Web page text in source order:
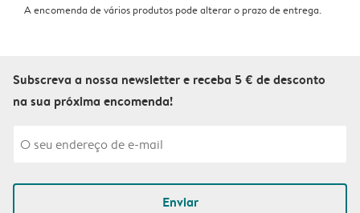
A encomenda de vários produtos pode alterar o prazo de entrega.
Subscreva a nossa newsletter e receba 5 € de desconto
na sua próxima encomenda!
Enviar